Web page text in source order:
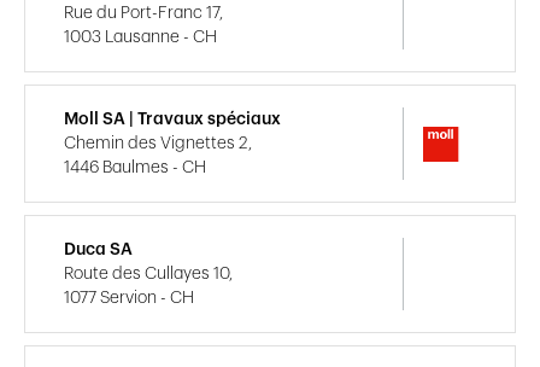
Rue du Port-Franc 17,
1003 Lausanne - CH
Moll SA | Travaux spéciaux
Chemin des Vignettes 2,
1446 Baulmes - CH
Duca SA
Route des Cullayes 10,
1077 Servion - CH